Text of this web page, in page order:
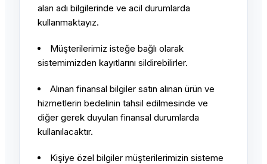
alan adı bilgilerinde ve acil durumlarda
kullanmaktayız.
Müşterilerimiz isteğe bağlı olarak
sistemimizden kayıtlarını sildirebilirler.
Alınan finansal bilgiler satın alınan ürün ve
hizmetlerin bedelinin tahsil edilmesinde ve
diğer gerek duyulan finansal durumlarda
kullanılacaktır.
Kişiye özel bilgiler müşterilerimizin sisteme